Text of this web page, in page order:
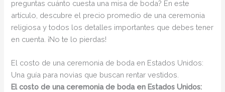
preguntas cuánto cuesta una misa de boda? En este
artículo, descubre el precio promedio de una ceremonia
religiosa y todos los detalles importantes que debes tener
en cuenta. ¡No te lo pierdas!
El costo de una ceremonia de boda en Estados Unidos:
Una guía para novias que buscan rentar vestidos.
El costo de una ceremonia de boda en Estados Unidos: